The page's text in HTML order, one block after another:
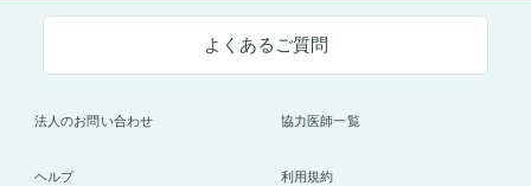
よくあるご質問
法人のお問い合わせ 協力医師一覧
ヘルプ 利用規約